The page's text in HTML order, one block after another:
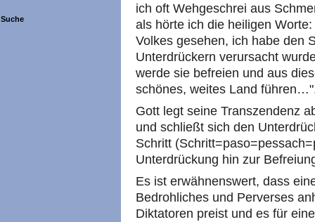
Suche
ich oft Wehgeschrei aus
als hörte ich die heiligen
Volkes gesehen, ich habe den
Unterdrückern verursacht
werde sie befreien und aus
schönes, weites Land
Gott legt seine Transzendenz
und schließt sich den
Schritt
Unterdrückung hin zur
Es ist erwähnenswert, dass
Bedrohliches und Perverses
Diktatoren preist und es für